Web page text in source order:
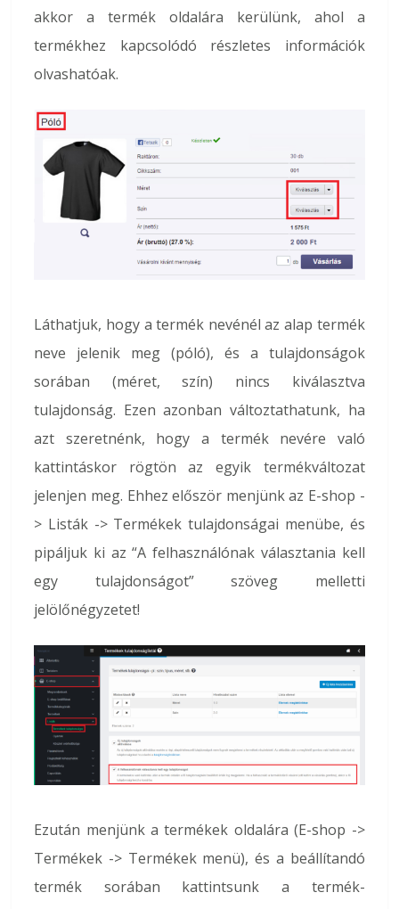
akkor a termék oldalára kerülünk, ahol a
termékhez kapcsolódó részletes információk
olvashatóak.
Láthatjuk, hogy a termék nevénél az alap termék
neve jelenik meg (póló), és a tulajdonságok
sorában (méret, szín) nincs kiválasztva
tulajdonság. Ezen azonban változtathatunk, ha
azt szeretnénk, hogy a termék nevére való
kattintáskor rögtön az egyik termékváltozat
jelenjen meg. Ehhez először menjünk az E-shop -
> Listák -> Termékek tulajdonságai menübe, és
pipáljuk ki az “A felhasználónak választania kell
egy tulajdonságot” szöveg melletti
jelölőnégyzetet!
Ezután menjünk a termékek oldalára (E-shop ->
Termékek -> Termékek menü), és a beállítandó
termék sorában kattintsunk a termék-